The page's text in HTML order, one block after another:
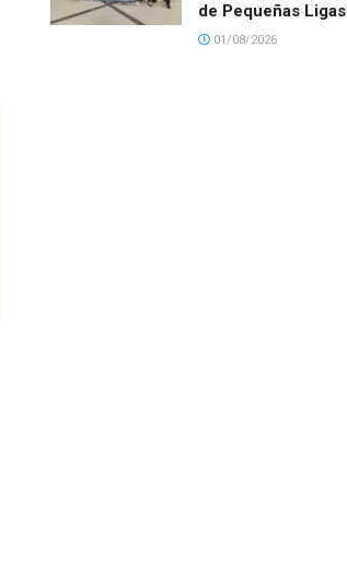
de Pequeñas Ligas
01/08/2026